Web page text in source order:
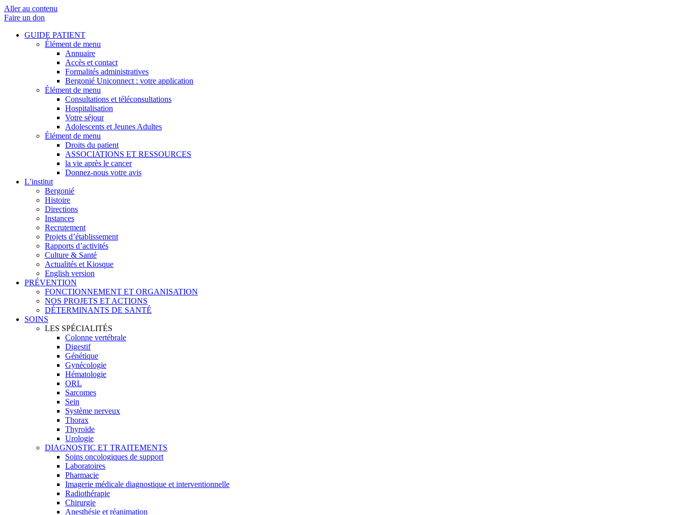
Aller au contenu
Faire un don
GUIDE PATIENT
Élément de menu
Annuaire
Accès et contact
Formalités administratives
Bergonié Uniconnect : votre application
Élément de menu
Consultations et téléconsultations
Hospitalisation
Votre séjour
Adolescents et Jeunes Adultes
Élément de menu
Droits du patient
ASSOCIATIONS ET RESSOURCES
la vie après le cancer
Donnez-nous votre avis
L’institut
Bergonié
Histoire
Directions
Instances
Recrutement
Projets d’établissement
Rapports d’activités
Culture & Santé
Actualités et Kiosque
English version
PRÉVENTION
FONCTIONNEMENT ET ORGANISATION
NOS PROJETS ET ACTIONS
DÉTERMINANTS DE SANTÉ
SOINS
LES SPÉCIALITÉS
Colonne vertébrale
Digestif
Génétique
Gynécologie
Hématologie
ORL
Sarcomes
Sein
Système nerveux
Thorax
Thyroïde
Urologie
DIAGNOSTIC ET TRAITEMENTS
Soins oncologiques de support
Laboratoires
Pharmacie
Imagerie médicale diagnostique et interventionnelle
Radiothérapie
Chirurgie
Anesthésie et réanimation